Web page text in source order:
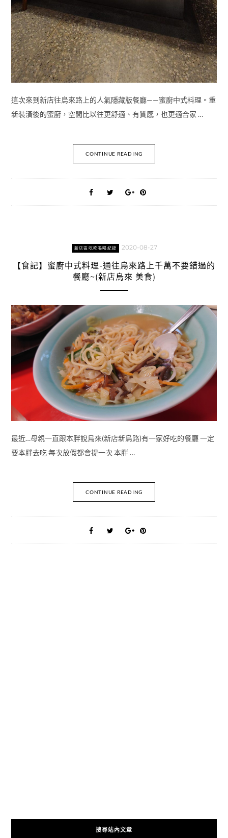
這次來到新店往烏來路上的人氣隱藏版餐廳——蜜廚中式料理。重
新裝潢後的蜜廚，空間比以往更舒適、有質感，也更適合家 …
CONTINUE READING
新店區吃吃喝喝紀錄 2020-08-27
【食記】蜜廚中式料理-通往烏來路上千萬不要錯過的
餐廳~(新店烏來 美食)
最近…母親一直跟本胖說烏來(新店新烏路)有一家好吃的餐廳 一定
要本胖去吃 每次放假都會提一次 本胖 …
CONTINUE READING
搜尋站內文章